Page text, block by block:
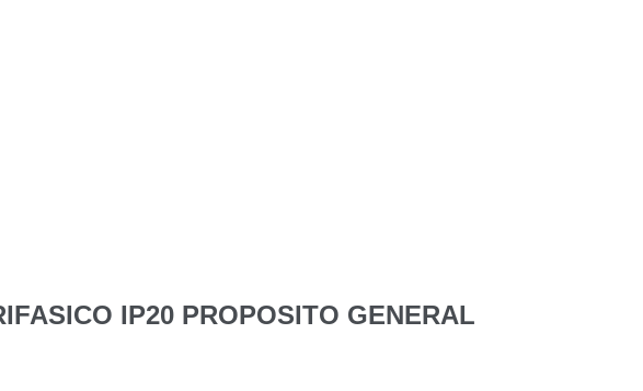
IP20 PROPOSITO GENERAL